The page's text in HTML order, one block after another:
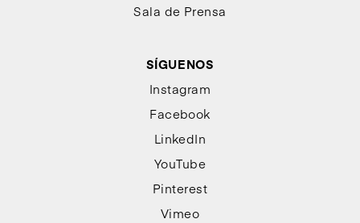
Sala de Prensa
SÍGUENOS
Instagram
Facebook
LinkedIn
YouTube
Pinterest
Vimeo